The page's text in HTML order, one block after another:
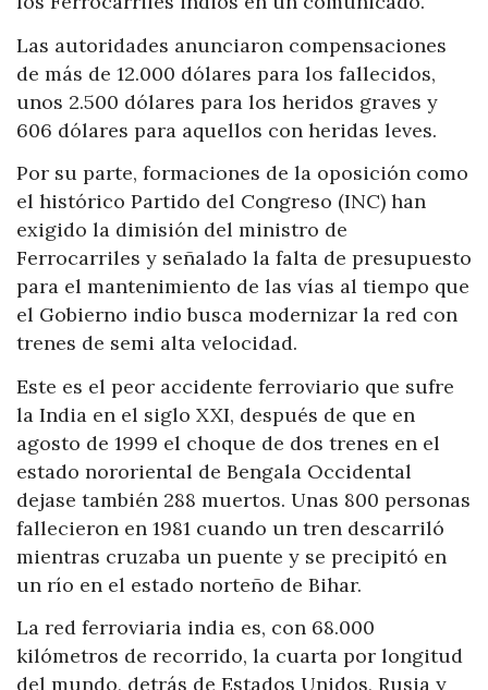
Las autoridades anunciaron compensaciones
de más de 12.000 dólares para los fallecidos,
unos 2.500 dólares para los heridos graves y
606 dólares para aquellos con heridas leves.
Por su parte, formaciones de la oposición como
el histórico Partido del Congreso (INC) han
exigido la dimisión del ministro de
Ferrocarriles y señalado la falta de presupuesto
para el mantenimiento de las vías al tiempo que
el Gobierno indio busca modernizar la red con
trenes de semi alta velocidad.
Este es el peor accidente ferroviario que sufre
la India en el siglo XXI, después de que en
agosto de 1999 el choque de dos trenes en el
estado nororiental de Bengala Occidental
dejase también 288 muertos. Unas 800 personas
fallecieron en 1981 cuando un tren descarriló
mientras cruzaba un puente y se precipitó en
un río en el estado norteño de Bihar.
La red ferroviaria india es, con 68.000
kilómetros de recorrido, la cuarta por longitud
del mundo, detrás de Estados Unidos, Rusia y